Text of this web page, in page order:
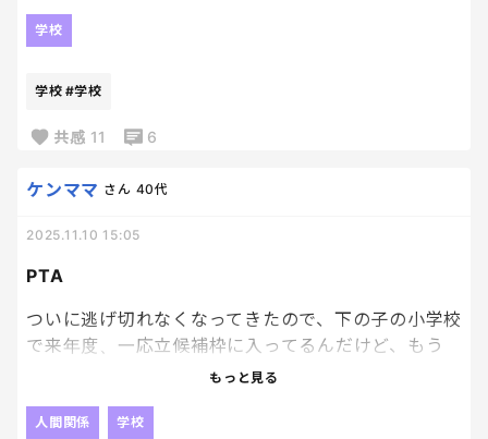
アザのことは、ずっと話しているけど、個性として
前を向いて生きてほしいなと思うんだよね。
や友達が多くいることに自信を持ってほしい。
しかも当時の冬はやばいくらい寒くて霜柱踏み潰し
ルマで校庭を走る体育朝会みたいなやつがあって、ト
グリーグの「朝」って曲が流れていて、それを聴くと
今の時代の子どもたち、幸せだぞ！！！！
学校
学校 #学校
共感 11 6
PTA
ケンママ さん 40代
2025.11.10 15:05
ついに逃げ切れなくなってきたので、下の子の小学校
で来年度、一応立候補枠に入ってるんだけど、もう
さ、みんな嫌がっているんだからやめるべきだよ
外部委託か任意参加でいいような…そもそもなんで小
もっと見る
人間関係 学校